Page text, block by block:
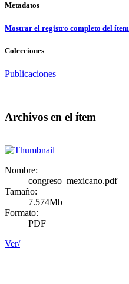
Metadatos
Mostrar el registro completo del ítem
Colecciones
Publicaciones
Archivos en el ítem
Nombre:
congreso_mexicano.pdf
Tamaño:
7.574Mb
Formato:
PDF
Ver/